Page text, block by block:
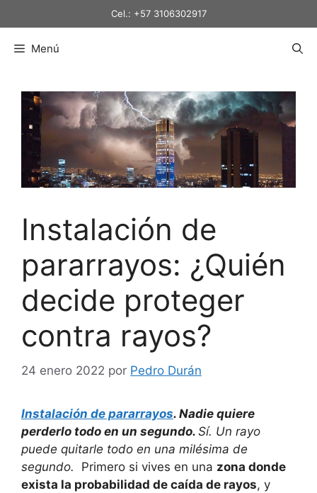
al
contenido
Cel.: +57 3106302917
Menú
Instalación de
pararrayos: ¿Quién
decide proteger
contra rayos?
24 enero 2022 por Pedro Durán
Instalación de pararrayos. Nadie quiere
perderlo todo en un segundo. Sí. Un rayo
puede quitarle todo en una milésima de
segundo. Primero si vives en una zona donde
exista la probabilidad de caída de rayos, y